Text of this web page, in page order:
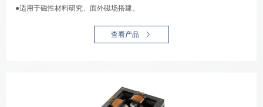
●适用于磁性材料研究、面外磁场搭建。
查看产品